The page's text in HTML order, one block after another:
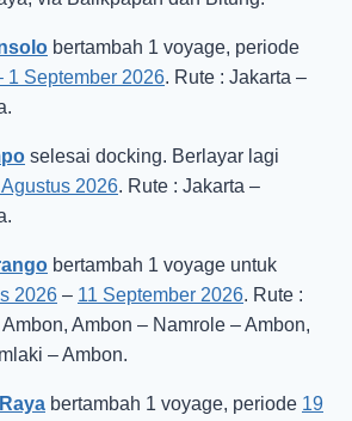
bertambah 1 voyage, periode
1 September 2026. Rute : Jakarta –
selesai docking. Berlayar lagi
2026. Rute : Jakarta –
bertambah 1 voyage untuk
2026 – 11 September 2026. Rute :
Ambon – Namrole – Ambon,
– Ambon.
bertambah 1 voyage, periode 19